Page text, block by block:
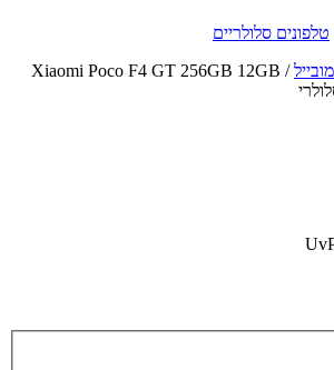
סלולריים
/
Xiaomi Poco F4 GT 256GB 12GB